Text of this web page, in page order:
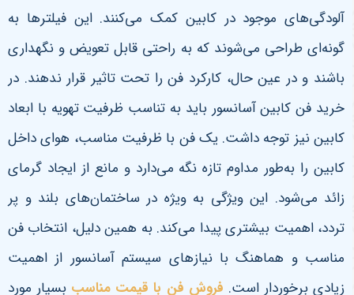
آلودگی‌های موجود در کابین کمک می‌کنند. این فیلترها به
گونه‌ای طراحی می‌شوند که به راحتی قابل تعویض و نگهداری
باشند و در عین حال، کارکرد فن را تحت تاثیر قرار ندهند. در
خرید فن کابین آسانسور باید به تناسب ظرفیت تهویه با ابعاد
کابین نیز توجه داشت. یک فن با ظرفیت مناسب، هوای داخل
کابین را به‌طور مداوم تازه نگه می‌دارد و مانع از ایجاد گرمای
زائد می‌شود. این ویژگی به ویژه در ساختمان‌های بلند و پر
تردد، اهمیت بیشتری پیدا می‌کند. به همین دلیل، انتخاب فن
مناسب و هماهنگ با نیازهای سیستم آسانسور از اهمیت
زیادی برخوردار است. فروش فن با قیمت مناسب بسیار مورد